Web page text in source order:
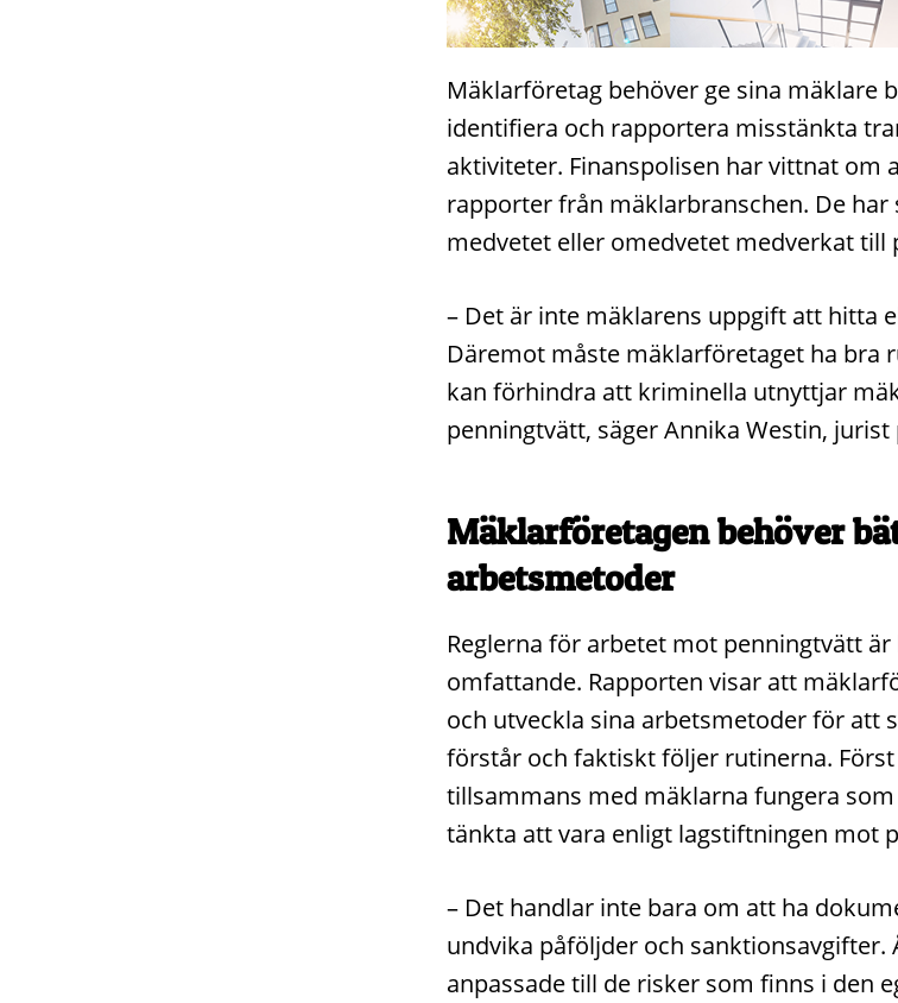
Mäklarföretag behöver ge sina mäklare
identifiera och rapportera misstänkta
aktiviteter. Finanspolisen har vittnat om
rapporter från mäklarbranschen. De
medvetet eller omedvetet medverkat till
– Det är inte mäklarens uppgift att hitta
Däremot måste mäklarföretaget ha bra
kan förhindra att kriminella utnyttjar
penningtvätt, säger Annika Westin, jurist
Mäklarföretagen behöver
arbetsmetoder
Reglerna för arbetet mot penningtvätt
omfattande. Rapporten visar att
och utveckla sina arbetsmetoder för att
förstår och faktiskt följer rutinerna.
tillsammans med mäklarna fungera
tänkta att vara enligt lagstiftningen mot
– Det handlar inte bara om att ha
undvika påföljder och sanktionsavgifter.
anpassade till de risker som finns i den